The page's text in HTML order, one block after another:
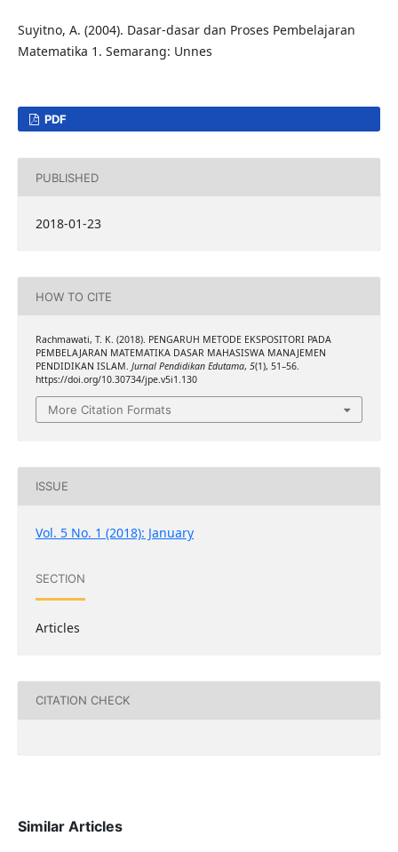
Suyitno, A. (2004). Dasar-dasar dan Proses Pembelajaran
Matematika 1. Semarang: Unnes
PDF
PUBLISHED
2018-01-23
HOW TO CITE
Rachmawati, T. K. (2018). PENGARUH METODE EKSPOSITORI PADA
PEMBELAJARAN MATEMATIKA DASAR MAHASISWA MANAJEMEN
PENDIDIKAN ISLAM. Jurnal Pendidikan Edutama, 5(1), 51–56.
https://doi.org/10.30734/jpe.v5i1.130
More Citation Formats
ISSUE
Vol. 5 No. 1 (2018): January
SECTION
Articles
CITATION CHECK
Similar Articles